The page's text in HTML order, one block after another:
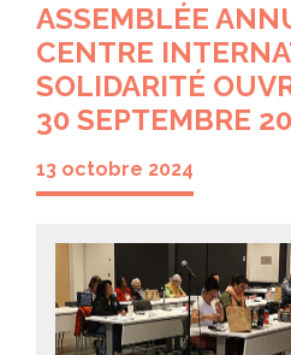
ASSEMBLÉE
CENTRE
SOLIDARITÉ
30 SEPTEMBRE
13 octobre 2024